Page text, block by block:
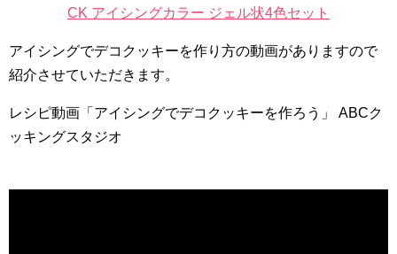
CK アイシングカラー ジェル状4色セット
アイシングでデコクッキーを作り方の動画がありますので
紹介させていただきます。
レシピ動画「アイシングでデコクッキーを作ろう」 ABCク
ッキングスタジオ